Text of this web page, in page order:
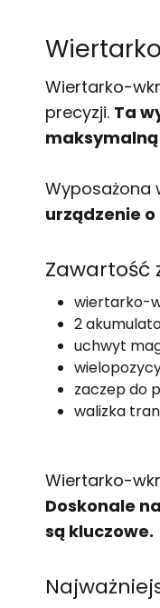
Wiertarko-
precyzji. Ta
Wyposażona
urządzenie
Zawartość
wiertarko-
2
uchwyt
zaczep do
walizka
Wiertarko-
Doskonale
są kluczowe.